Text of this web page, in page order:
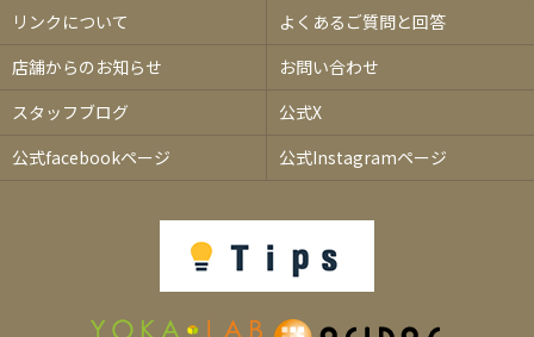
リンクについて
よくあるご質問と回答
店舗からのお知らせ
お問い合わせ
スタッフブログ
公式X
公式facebookページ
公式Instagramページ